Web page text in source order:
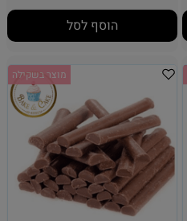
הוסף לסל
מוצר בשקילה